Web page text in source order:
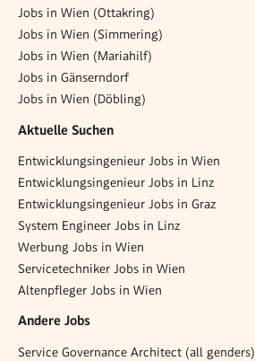
Jobs in Wien (Ottakring)
Jobs in Wien (Simmering)
Jobs in Wien (Mariahilf)
Jobs in Gänserndorf
Jobs in Wien (Döbling)
Aktuelle Suchen
Entwicklungsingenieur Jobs in Wien
Entwicklungsingenieur Jobs in Linz
Entwicklungsingenieur Jobs in Graz
System Engineer Jobs in Linz
Werbung Jobs in Wien
Servicetechniker Jobs in Wien
Altenpfleger Jobs in Wien
Andere Jobs
Service Governance Architect (all genders)